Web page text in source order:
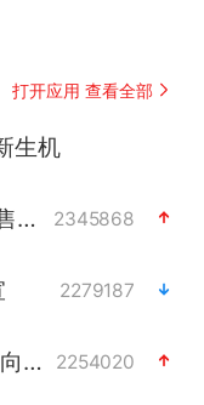
打开应用 查看全部
生机
《欢迎来龙餐馆》点映及预售总票房破亿 2345868
2279187
夏日经济乘热而上 消费市场向新而行 2254020